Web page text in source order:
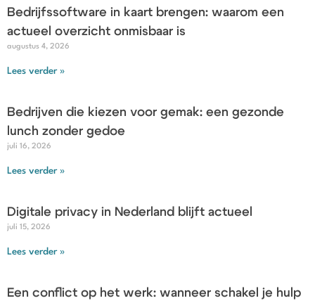
Bedrijfssoftware in kaart brengen: waarom een
actueel overzicht onmisbaar is
augustus 4, 2026
Lees verder »
Bedrijven die kiezen voor gemak: een gezonde
lunch zonder gedoe
juli 16, 2026
Lees verder »
Digitale privacy in Nederland blijft actueel
juli 15, 2026
Lees verder »
Een conflict op het werk: wanneer schakel je hulp